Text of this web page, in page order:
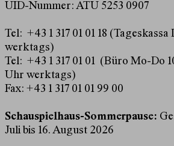
UID-Nummer: ATU 5253 0907
Tel: +43 1 317 01 01 18 (Tageskassa
werktags)
Tel: +43 1 317 01 01 (Büro Mo-Do
Uhr werktags)
Fax: +43 1 317 01 01 99 00
Schauspielhaus-Sommerpause:
Juli bis 16. August 2026